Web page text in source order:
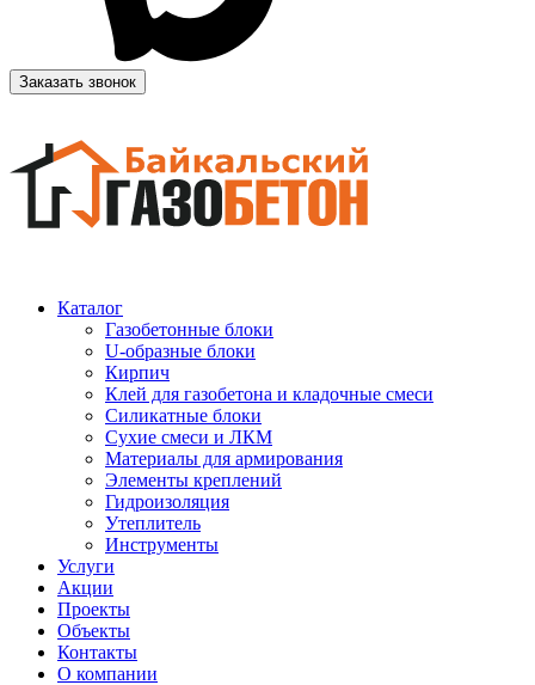
Заказать звонок
Каталог
Газобетонные блоки
U-образные блоки
Кирпич
Клей для газобетона и кладочные смеси
Силикатные блоки
Сухие смеси и ЛКМ
Материалы для армирования
Элементы креплений
Гидроизоляция
Утеплитель
Инструменты
Услуги
Акции
Проекты
Объекты
Контакты
О компании